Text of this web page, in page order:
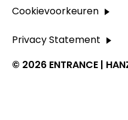
© 2026 ENTRANCE |
Cookievoorkeuren
Privacy Statement